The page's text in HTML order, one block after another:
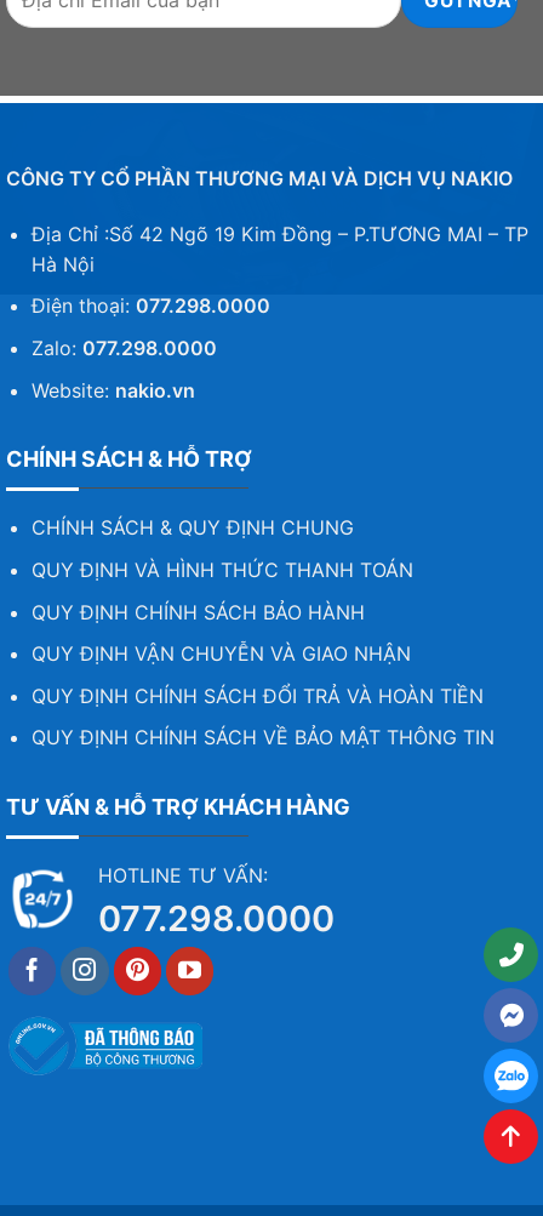
CÔNG TY CỔ PHẦN THƯƠNG MẠI VÀ DỊCH VỤ NAKIO
Địa Chỉ :Số 42 Ngõ 19 Kim Đồng – P.TƯƠNG MAI – TP
Hà Nội
Điện thoại: 077.298.0000
Zalo: 077.298.0000
Website: nakio.vn
CHÍNH SÁCH & HỖ TRỢ
CHÍNH SÁCH & QUY ĐỊNH CHUNG
QUY ĐỊNH VÀ HÌNH THỨC THANH TOÁN
QUY ĐỊNH CHÍNH SÁCH BẢO HÀNH
QUY ĐỊNH VẬN CHUYỄN VÀ GIAO NHẬN
QUY ĐỊNH CHÍNH SÁCH ĐỔI TRẢ VÀ HOÀN TIỀN
QUY ĐỊNH CHÍNH SÁCH VỀ BẢO MẬT THÔNG TIN
TƯ VẤN & HỖ TRỢ KHÁCH HÀNG
HOTLINE TƯ VẤN:
077.298.0000